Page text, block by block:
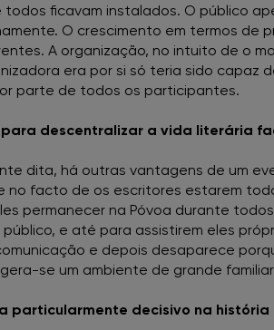
SBE
ficavam instalados. O público
O crescimento em termos de
A organização, no intuito de o
era por si só teria sido capaz
parte de todos os participantes.
descentralizar a vida literária
dita, há outras vantagens de um
facto de os escritores estarem
permanecer na Póvoa durante
e até para assistirem eles
e depois desaparece
se um ambiente de grande
decisivo na história